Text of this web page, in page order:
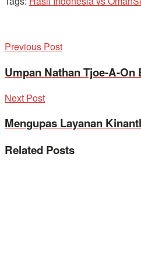
Previous Post
Umpan Nathan Tjoe-A-
Next Post
Mengupas Layanan
Related Posts